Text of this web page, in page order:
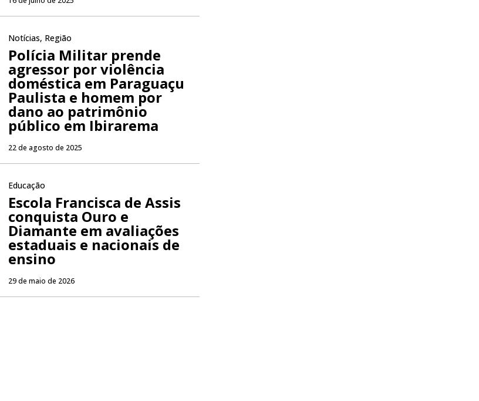
Notícias, Região
Polícia Militar prende
agressor por violência
doméstica em Paraguaçu
Paulista e homem por
dano ao patrimônio
público em Ibirarema
22 de agosto de 2025
Educação
Escola Francisca de Assis
conquista Ouro e
Diamante em avaliações
estaduais e nacionais de
ensino
29 de maio de 2026